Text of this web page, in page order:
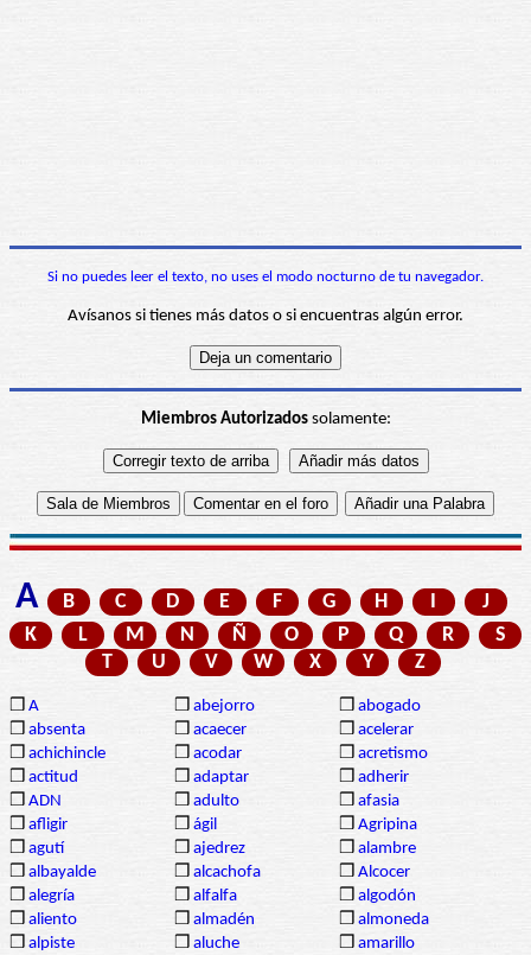
Si no puedes leer el texto, no uses el modo nocturno de tu navegador.
Avísanos si tienes más datos o si encuentras algún error.
Miembros Autorizadossolamente:
A B C D E F G H I
J
K
L M N Ñ O P Q R
S
T
U V W X Y Z
❒ A ❒ abejorro ❒ abogado
❒ absenta ❒ acaecer ❒ acelerar
❒ achichincle ❒ acodar ❒ acretismo
❒ actitud ❒ adaptar ❒ adherir
❒ ADN ❒ adulto ❒ afasia
❒ afligir ❒ ágil ❒ Agripina
❒ agutí ❒ ajedrez ❒ alambre
❒ albayalde ❒ alcachofa ❒ Alcocer
❒ alegría ❒ alfalfa ❒ algodón
❒ aliento ❒ almadén ❒ almoneda
❒ alpiste ❒ aluche ❒ amarillo